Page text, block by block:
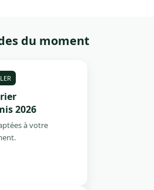
du moment
2026
à votre